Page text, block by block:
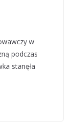
w
podczas
stanęła